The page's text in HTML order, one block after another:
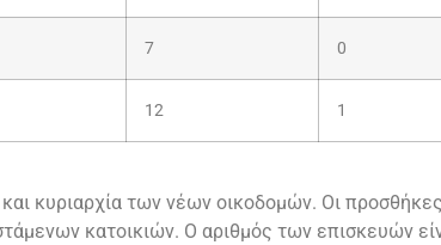
7 0
12 1
κυριαρχία των νέων οικοδομών. Οι
κατοικιών. Ο αριθμός των επισκευών